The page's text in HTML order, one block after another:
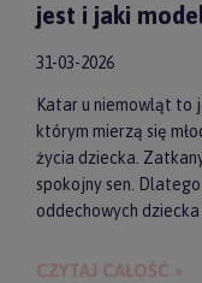
jest i jaki
31-03-2026
Katar u niemowląt to
którym mierzą się
życia dziecka.
spokojny sen.
oddechowych
skutecznych
CZYTAJ CAŁOŚĆ »